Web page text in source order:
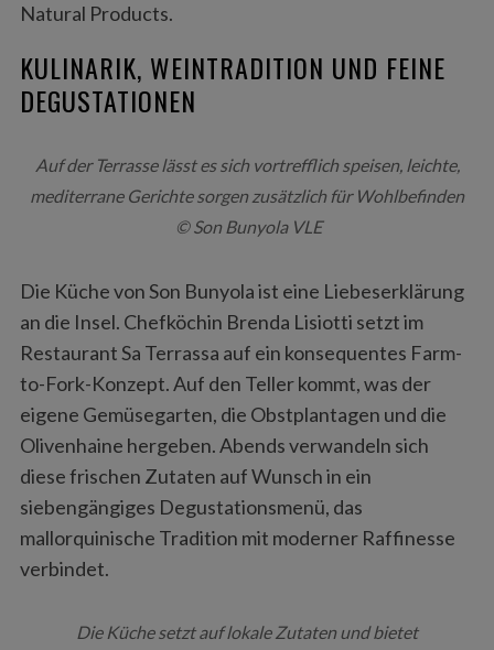
Natural Products.
KULINARIK, WEINTRADITION UND FEINE
DEGUSTATIONEN
Auf der Terrasse lässt es sich vortrefflich speisen, leichte,
mediterrane Gerichte sorgen zusätzlich für Wohlbefinden
© Son Bunyola VLE
Die Küche von Son Bunyola ist eine Liebeserklärung
an die Insel. Chefköchin Brenda Lisiotti setzt im
Restaurant Sa Terrassa auf ein konsequentes Farm-
to-Fork-Konzept. Auf den Teller kommt, was der
eigene Gemüsegarten, die Obstplantagen und die
Olivenhaine hergeben. Abends verwandeln sich
diese frischen Zutaten auf Wunsch in ein
siebengängiges Degustationsmenü, das
mallorquinische Tradition mit moderner Raffinesse
verbindet.
Die Küche setzt auf lokale Zutaten und bietet